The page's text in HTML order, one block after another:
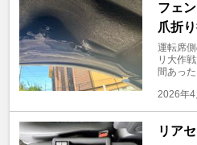
フェ
爪折
運転席
リ大作
間あっ
2026年4
リア